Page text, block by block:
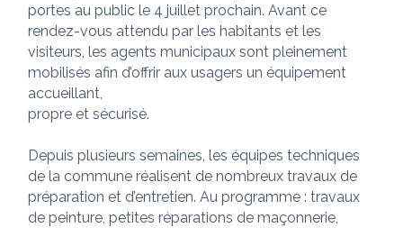
portes au public le 4 juillet prochain. Avant ce
rendez-vous attendu par les habitants et les
visiteurs, les agents municipaux sont pleinement
mobilisés afin d’offrir aux usagers un équipement
accueillant,
propre et sécurisé.
Depuis plusieurs semaines, les équipes techniques
de la commune réalisent de nombreux travaux de
préparation et d’entretien. Au programme : travaux
de peinture, petites réparations de maçonnerie,